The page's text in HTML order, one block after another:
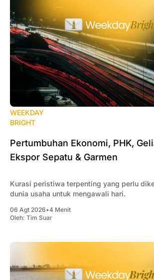
WEEKDAY
BRIGHT
Pertumbuhan Ekonomi, PHK,
Ekspor Sepatu & Garmen
Kurasi peristiwa terpenting yang perlu
dunia usaha untuk mengawali hari.
06 Agt 2026•4 Menit
Oleh: Tim Suar